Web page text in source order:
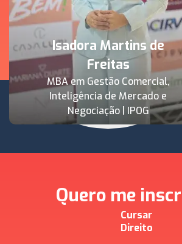
Isadora Martins de
Freitas
MBA em Gestão Comercial,
Inteligência de Mercado e
Negociação | IPOG
Quero me
Cursar
Direito